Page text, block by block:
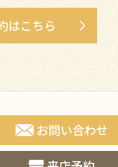
はこちら
お問い合わせ